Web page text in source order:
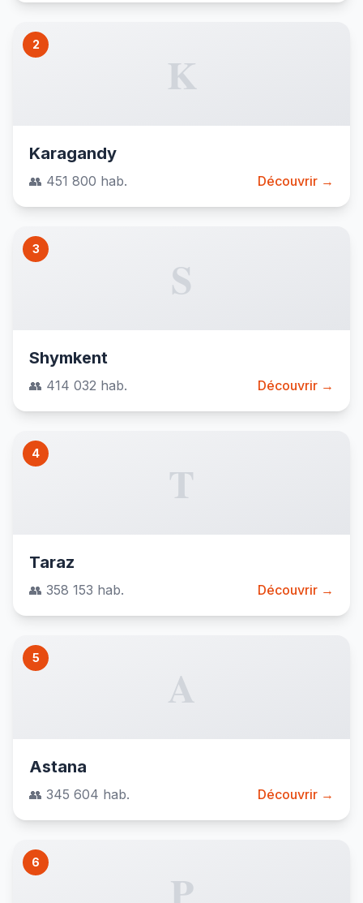
2
K
Karagandy
👥 451 800 hab. Découvrir →
3
S
Shymkent
👥 414 032 hab. Découvrir →
4
T
Taraz
👥 358 153 hab. Découvrir →
5
A
Astana
👥 345 604 hab. Découvrir →
6
P